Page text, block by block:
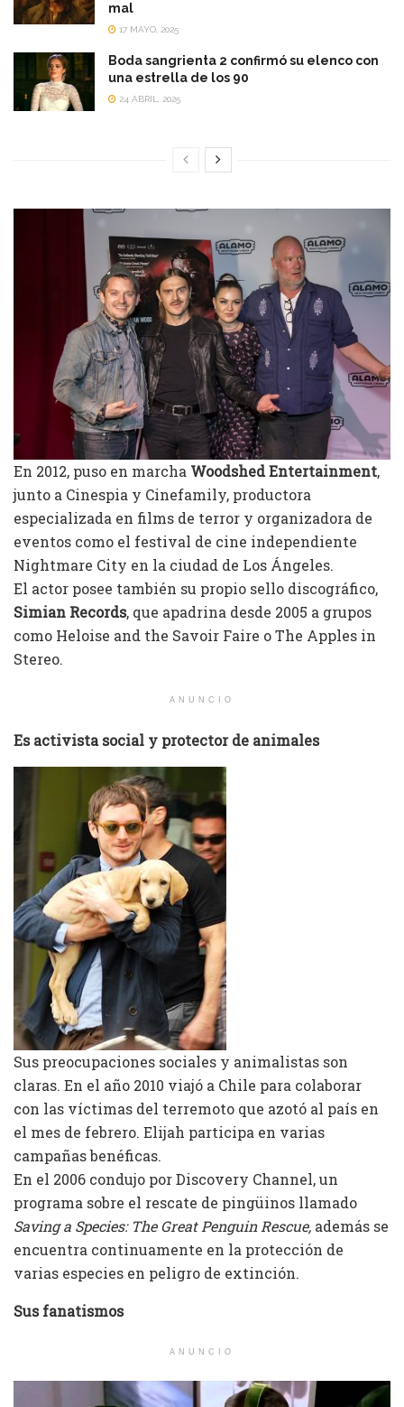
mal
17 MAYO, 2025
Boda sangrienta 2 confirmó su elenco con
una estrella de los 90
24 ABRIL, 2025
En 2012, puso en marcha Woodshed Entertainment,
junto a Cinespia y Cinefamily, productora
especializada en films de terror y organizadora de
eventos como el festival de cine independiente
Nightmare City en la ciudad de Los Ángeles.
El actor posee también su propio sello discográfico,
Simian Records, que apadrina desde 2005 a grupos
como Heloise and the Savoir Faire o The Apples in
Stereo.
ANUNCIO
Es activista social y protector de animales
Sus preocupaciones sociales y animalistas son
claras. En el año 2010 viajó a Chile para colaborar
con las víctimas del terremoto que azotó al país en
el mes de febrero. Elijah participa en varias
campañas benéficas.
En el 2006 condujo por Discovery Channel, un
programa sobre el rescate de pingüinos llamado
Saving a Species: The Great Penguin Rescue, además se
encuentra continuamente en la protección de
varias especies en peligro de extinción.
Sus fanatismos
ANUNCIO